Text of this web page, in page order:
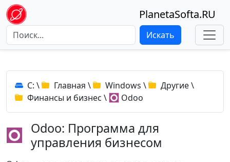
PlanetaSofta.RU
Искать
C: \ Главная \ Windows \ Другие\
Финансы и бизнес \ Odoo
Odoo: Программа для
управления бизнесом